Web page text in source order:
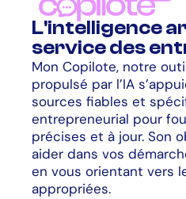
L'intelligence
service des
Mon Copilote, notre
propulsé par l’IA
sources fiables et
entrepreneurial pour
précises et à jour. Son
aider dans vos
en vous orientant vers
appropriées.